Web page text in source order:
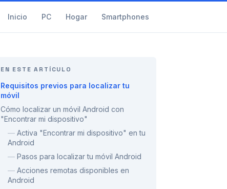
Inicio PC Hogar Smartphones
EN ESTE ARTÍCULO
Requisitos previos para localizar tu
móvil
Cómo localizar un móvil Android con
"Encontrar mi dispositivo"
— Activa "Encontrar mi dispositivo" en tu
Android
— Pasos para localizar tu móvil Android
— Acciones remotas disponibles en
Android